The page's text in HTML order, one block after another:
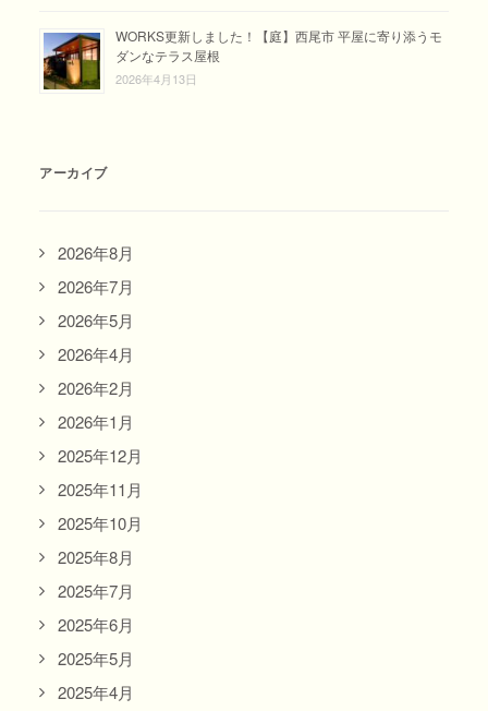
WORKS更新しました！【庭】西尾市 平屋に寄り添うモ
ダンなテラス屋根
2026年4月13日
アーカイブ
2026年8月
2026年7月
2026年5月
2026年4月
2026年2月
2026年1月
2025年12月
2025年11月
2025年10月
2025年8月
2025年7月
2025年6月
2025年5月
2025年4月